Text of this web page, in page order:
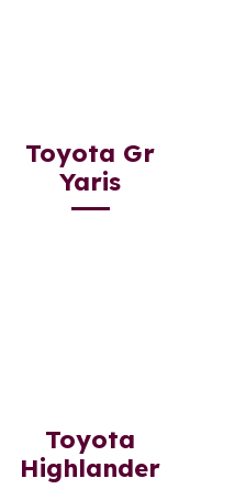
Toyota Gr
Yaris
Toyota
Highlander